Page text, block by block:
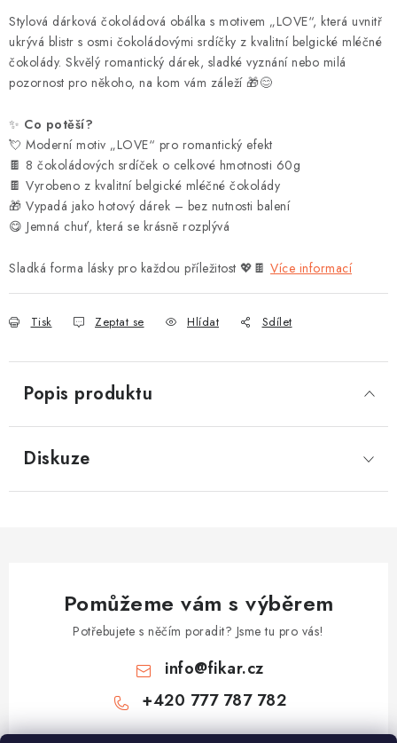
Stylová dárková čokoládová obálka s motivem „LOVE“, která uvnitř
ukrývá blistr s osmi čokoládovými srdíčky z kvalitní belgické mléčné
čokolády. Skvělý romantický dárek, sladké vyznání nebo milá
pozornost pro někoho, na kom vám záleží 🎁😊
✨ Co potěší?
💘 Moderní motiv „LOVE“ pro romantický efekt
🍫 8 čokoládových srdíček o celkové hmotnosti 60g
🍫 Vyrobeno z kvalitní belgické mléčné čokolády
🎁 Vypadá jako hotový dárek – bez nutnosti balení
😋 Jemná chuť, která se krásně rozplývá
Sladká forma lásky pro každou příležitost 💖🍫 Více informací
Tisk Zeptat se Hlídat Sdílet
Popis produktu
Diskuze
Pomůžeme vám s výběrem
Potřebujete s něčím poradit? Jsme tu pro vás!
info@fikar.cz
+420 777 787 782